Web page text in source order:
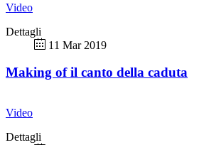
Video
Dettagli
11 Mar 2019
Making of il canto della caduta
Video
Dettagli